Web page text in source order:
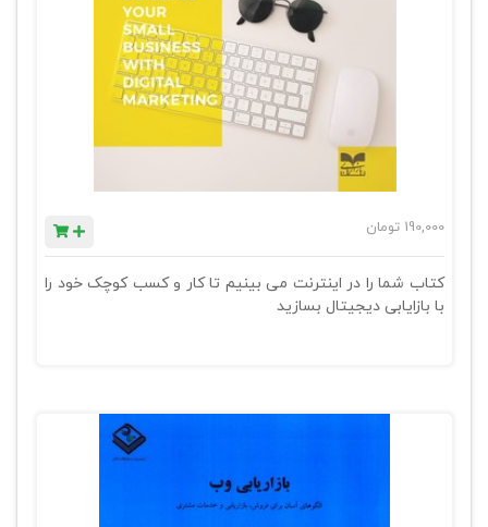
190,000 تومان
کتاب شما را در اینترنت می بینیم تا کار و کسب کوچک خود را
با بازایابی دیجیتال بسازید